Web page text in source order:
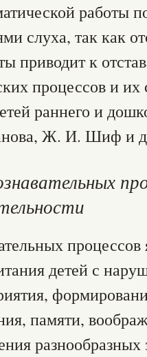
работы
слуха, так как
приводит к
процессов и
раннего и
Ж. И. Шиф и
детей с
памяти,